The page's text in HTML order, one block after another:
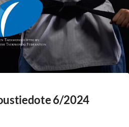
Suomen Taekwondoliitto ry
6/2024